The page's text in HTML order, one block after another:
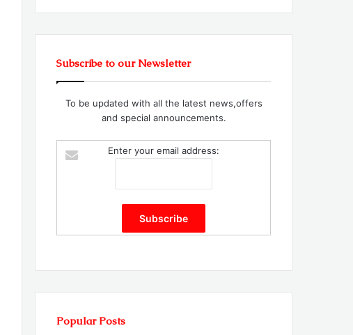
Subscribe to our Newsletter
To be updated with all the latest news,offers
and special announcements.
Enter your email address:
Popular Posts